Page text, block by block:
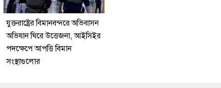
যুক্তরাষ্ট্রের বিমানবন্দরে অভিবাসন
অভিযান ঘিরে উত্তেজনা, আইসিইর
পদক্ষেপে আপত্তি বিমান
সংস্থাগুলোর